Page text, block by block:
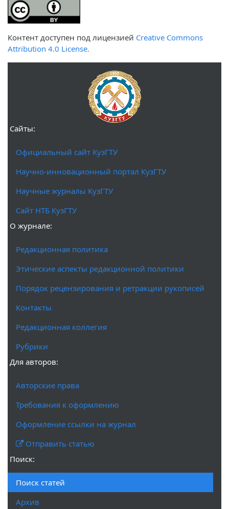
Контент доступен под лицензией Creative Commons
Attribution 4.0 License.
Сайты:
Официальный сайт КузГТУ
Научно-инновационный портал КузГТУ
Научные журналы КузГТУ
Сайт НТБ КузГТУ
О журнале:
Редакционная политика
Этические аспекты редакционной политики
Порядок рецензирования и ретракции рукописей
Контакты
Редакционная коллегия
Рубрики
Для авторов:
Авторские права
Требования к оформлению
Оформление ссылки на журнал
Отправить статью
Поиск:
Поиск статей
Архив